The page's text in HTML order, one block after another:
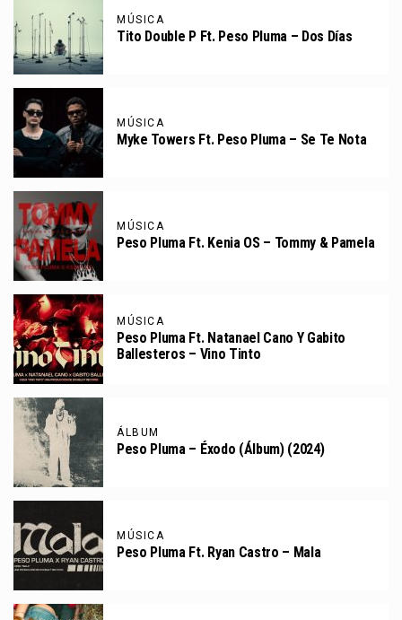
MÚSICA
Tito Double P Ft. Peso Pluma – Dos Días
MÚSICA
Myke Towers Ft. Peso Pluma – Se Te Nota
MÚSICA
Peso Pluma Ft. Kenia OS – Tommy & Pamela
MÚSICA
Peso Pluma Ft. Natanael Cano Y Gabito
Ballesteros – Vino Tinto
ÁLBUM
Peso Pluma – Éxodo (Álbum) (2024)
MÚSICA
Peso Pluma Ft. Ryan Castro – Mala